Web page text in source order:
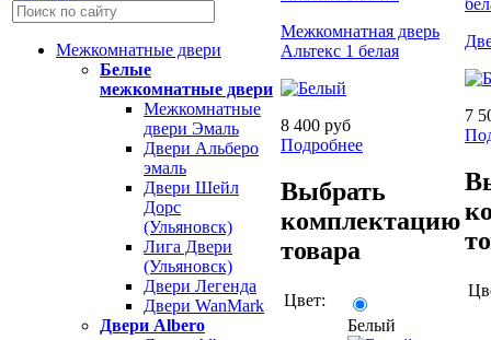
Межкомнатные двери
Белые
межкомнатные двери
Межкомнатные
двери Эмаль
Двери Альберо
эмаль
Двери Шейл
Дорс
(Ульяновск)
Лига Двери
(Ульяновск)
Двери Легенда
Двери WanMark
Двери Albero
Межкомнатная дверь
Альтекс 1 белая
8 400 руб
Подробнее
Выбрать
комплектацию
товара
Цвет:
Белый
7